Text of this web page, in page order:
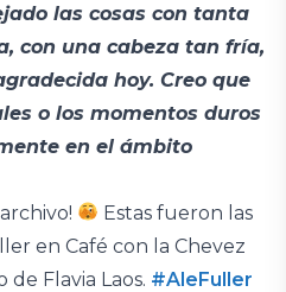
las cosas con tanta
con una cabeza tan fría,
hoy. Creo que
o los momentos duros
en el ámbito
Estas fueron las
en Café con la Chevez
Flavia Laos. #AleFuller